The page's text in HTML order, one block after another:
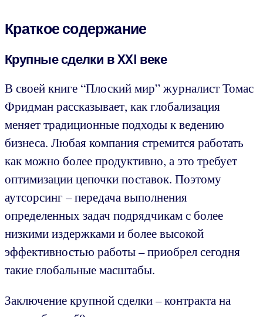
Краткое содержание
Крупные сделки в XXI веке
В своей книге “Плоский мир” журналист Томас
Фридман рассказывает, как глобализация
меняет традиционные подходы к ведению
бизнеса. Любая компания стремится работать
как можно более продуктивно, а это требует
оптимизации цепочки поставок. Поэтому
аутсорсинг – передача выполнения
определенных задач подрядчикам с более
низкими издержками и более высокой
эффективностью работы – приобрел сегодня
такие глобальные масштабы.
Заключение крупной сделки – контракта на